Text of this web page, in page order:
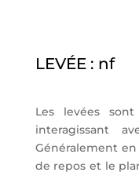
LEVÉE : nf
Les levées
interagissant
Généralement en
de repos et le